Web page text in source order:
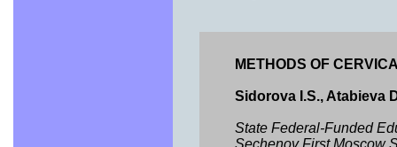
METHODS OF
Sidorova I.S., Atabieva
State Federal-Funded
Sechenov First Moscow